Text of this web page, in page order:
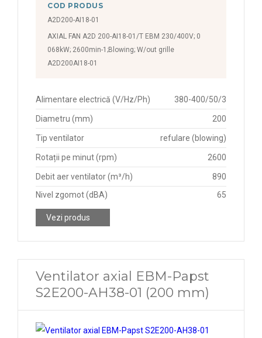
2020 rpm
2050 rpm
2160 rpm
2450 rpm
2500 rpm
2550 rpm
2580 rpm
2590 rpm
2650 rpm
2700 rpm
2800 rpm
2950 rpm
3000 rpm
COD PRODUS
A2D200-AI18-01
AXIAL FAN A2D 200-AI18-01/T EBM 230/400V; 0
068kW; 2600min-1;Blowing; W/out grille
A2D200AI18-01
Alimentare electrică (V/Hz/Ph) 380-400/50/3
Diametru (mm) 200
Tip ventilator refulare (blowing)
Rotații pe minut (rpm) 2600
Debit aer ventilator (m³/h)
890
Nivel zgomot (dBA)
65
Vezi produs
Ventilator axial EBM-Papst
S2E200-AH38-01 (200 mm)